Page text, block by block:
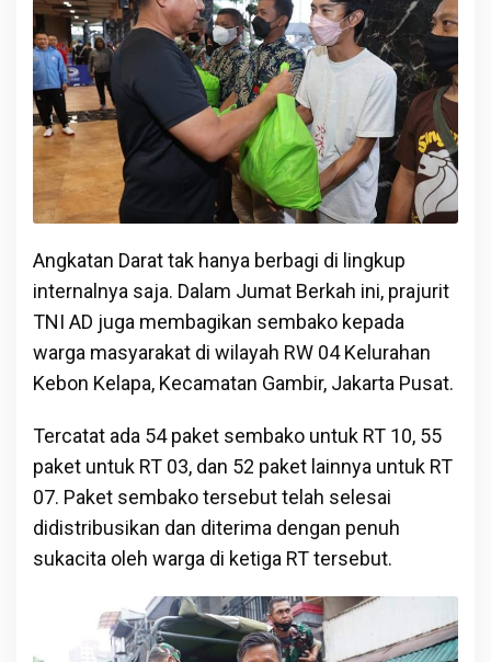
Angkatan Darat tak hanya berbagi di lingkup
internalnya saja. Dalam Jumat Berkah ini, prajurit
TNI AD juga membagikan sembako kepada
warga masyarakat di wilayah RW 04 Kelurahan
Kebon Kelapa, Kecamatan Gambir, Jakarta Pusat.
Tercatat ada 54 paket sembako untuk RT 10, 55
paket untuk RT 03, dan 52 paket lainnya untuk RT
07. Paket sembako tersebut telah selesai
didistribusikan dan diterima dengan penuh
sukacita oleh warga di ketiga RT tersebut.